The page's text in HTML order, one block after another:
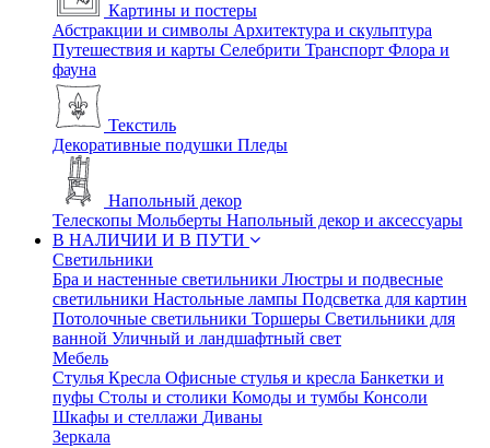
Картины и постеры
Абстракции и символы Архитектура и скульптура
Путешествия и карты Селебрити Транспорт Флора и
фауна
Текстиль
Декоративные подушки Пледы
Напольный декор
Телескопы Мольберты Напольный декор и аксессуары
В НАЛИЧИИ И В ПУТИ
Светильники
Бра и настенные светильники Люстры и подвесные
светильники Настольные лампы Подсветка для картин
Потолочные светильники Торшеры Светильники для
ванной Уличный и ландшафтный свет
Мебель
Стулья Кресла Офисные стулья и кресла Банкетки и
пуфы Столы и столики Комоды и тумбы Консоли
Шкафы и стеллажи Диваны
Зеркала